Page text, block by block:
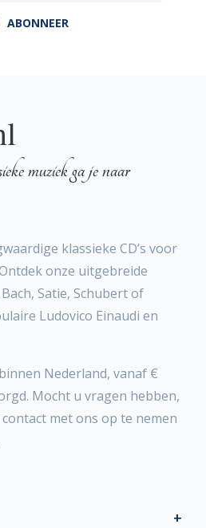
ABONNEER
muziek ga je naar
klassieke CD’s voor
onze uitgebreide
Satie, Schubert of
Ludovico Einaudi en
Nederland, vanaf €
Mocht u vragen hebben,
met ons op te nemen